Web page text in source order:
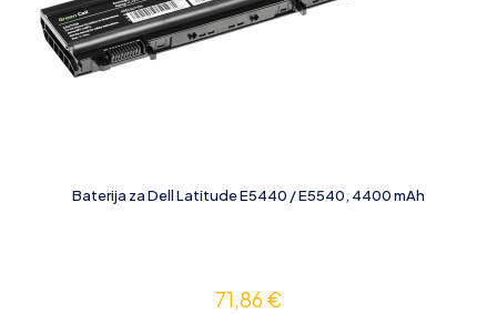
Baterija za Dell Latitude E5440 / E5540, 4400 mAh
71,86€